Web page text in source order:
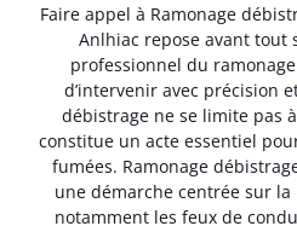
Faire appel à Ramonage
Anlhiac repose avant tout
professionnel du
d’intervenir avec précision
débistrage ne se limite pas
constitue un acte essentiel
fumées. Ramonage
une démarche centrée sur
notamment les feux de